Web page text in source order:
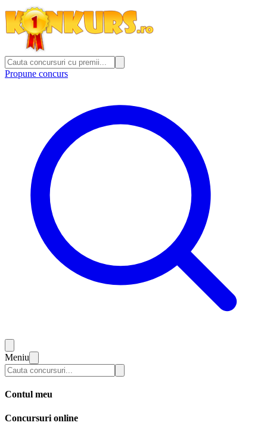
Propune concurs
Meniu
Contul meu
Concursuri online